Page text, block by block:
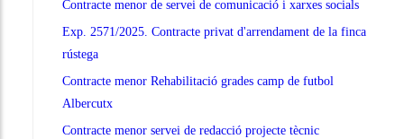
Contracte menor de servei de comunicació i xarxes socials
Exp. 2571/2025. Contracte privat d'arrendament de la finca
rústega
Contracte menor Rehabilitació grades camp de futbol
Albercutx
Contracte menor servei de redacció projecte tècnic